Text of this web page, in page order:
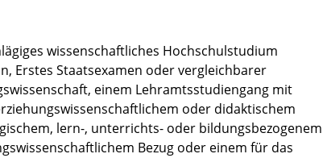
wissenschaftliches Hochschulstudium
Erstes Staatsexamen oder vergleichbarer
einem Lehramtsstudiengang mit
oder didaktischem
lern-, unterrichts- oder bildungsbezogenem
Bezug oder einem für das